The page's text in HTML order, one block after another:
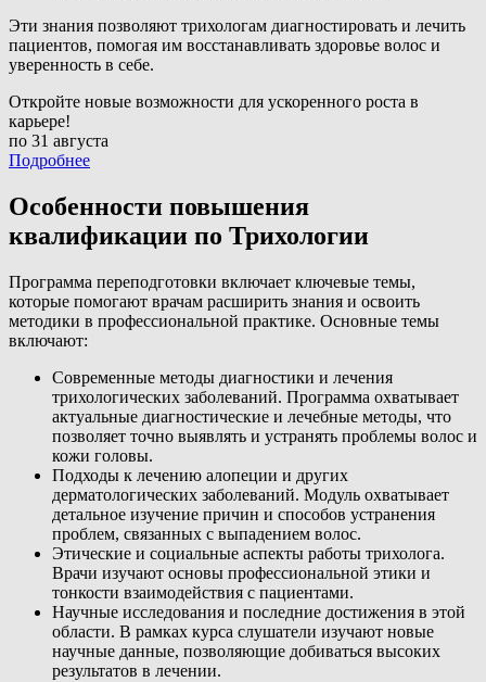
Эти знания позволяют трихологам диагностировать и лечить
пациентов, помогая им восстанавливать здоровье волос и
уверенность в себе.
Откройте новые возможности для ускоренного роста в
карьере!
по 31 августа
Подробнее
Особенности повышения
квалификации по Трихологии
Программа переподготовки включает ключевые темы,
которые помогают врачам расширить знания и освоить
методики в профессиональной практике. Основные темы
включают:
Современные методы диагностики и лечения
трихологических заболеваний. Программа охватывает
актуальные диагностические и лечебные методы, что
позволяет точно выявлять и устранять проблемы волос и
кожи головы.
Подходы к лечению алопеции и других
дерматологических заболеваний. Модуль охватывает
детальное изучение причин и способов устранения
проблем, связанных с выпадением волос.
Этические и социальные аспекты работы трихолога.
Врачи изучают основы профессиональной этики и
тонкости взаимодействия с пациентами.
Научные исследования и последние достижения в этой
области. В рамках курса слушатели изучают новые
научные данные, позволяющие добиваться высоких
результатов в лечении.